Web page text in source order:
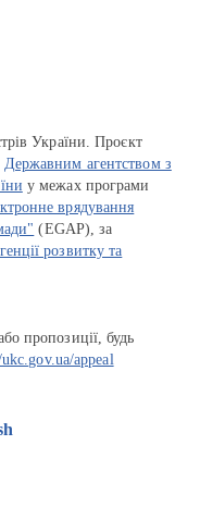
України. Проєкт
Державним агентством з
у межах програми
врядування
(EGAP), за
розвитку та
пропозиції, будь
appeal